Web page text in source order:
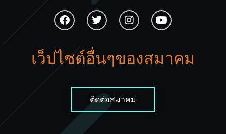
เว็ปไซต์อื่นๆของสมาคม
ติดต่อสมาคม